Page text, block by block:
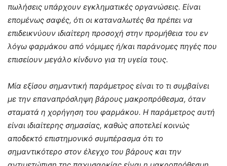
πωλήσεις υπάρχουν εγκληματικές οργανώσεις. Είναι
επομένως σαφές, ότι οι καταναλωτές θα πρέπει να
επιδεικνύουν ιδιαίτερη προσοχή στην προμήθεια του εν
λόγω φαρμάκου από νόμιμες ή/και παράνομες πηγές που
επισείουν μεγάλο κίνδυνο για τη υγεία τους.
Μία εξίσου σημαντική παράμετρος είναι το τι συμβαίνει
με την επαναπρόσληψη βάρους μακροπρόθεσμα, όταν
σταματά η χορήγηση του φαρμάκου. Η παράμετρος αυτή
είναι ιδιαίτερης σημασίας, καθώς αποτελεί κοινώς
αποδεκτό επιστημονικό συμπέρασμα ότι το
σημαντικότερο στον έλεγχο του βάρους και την